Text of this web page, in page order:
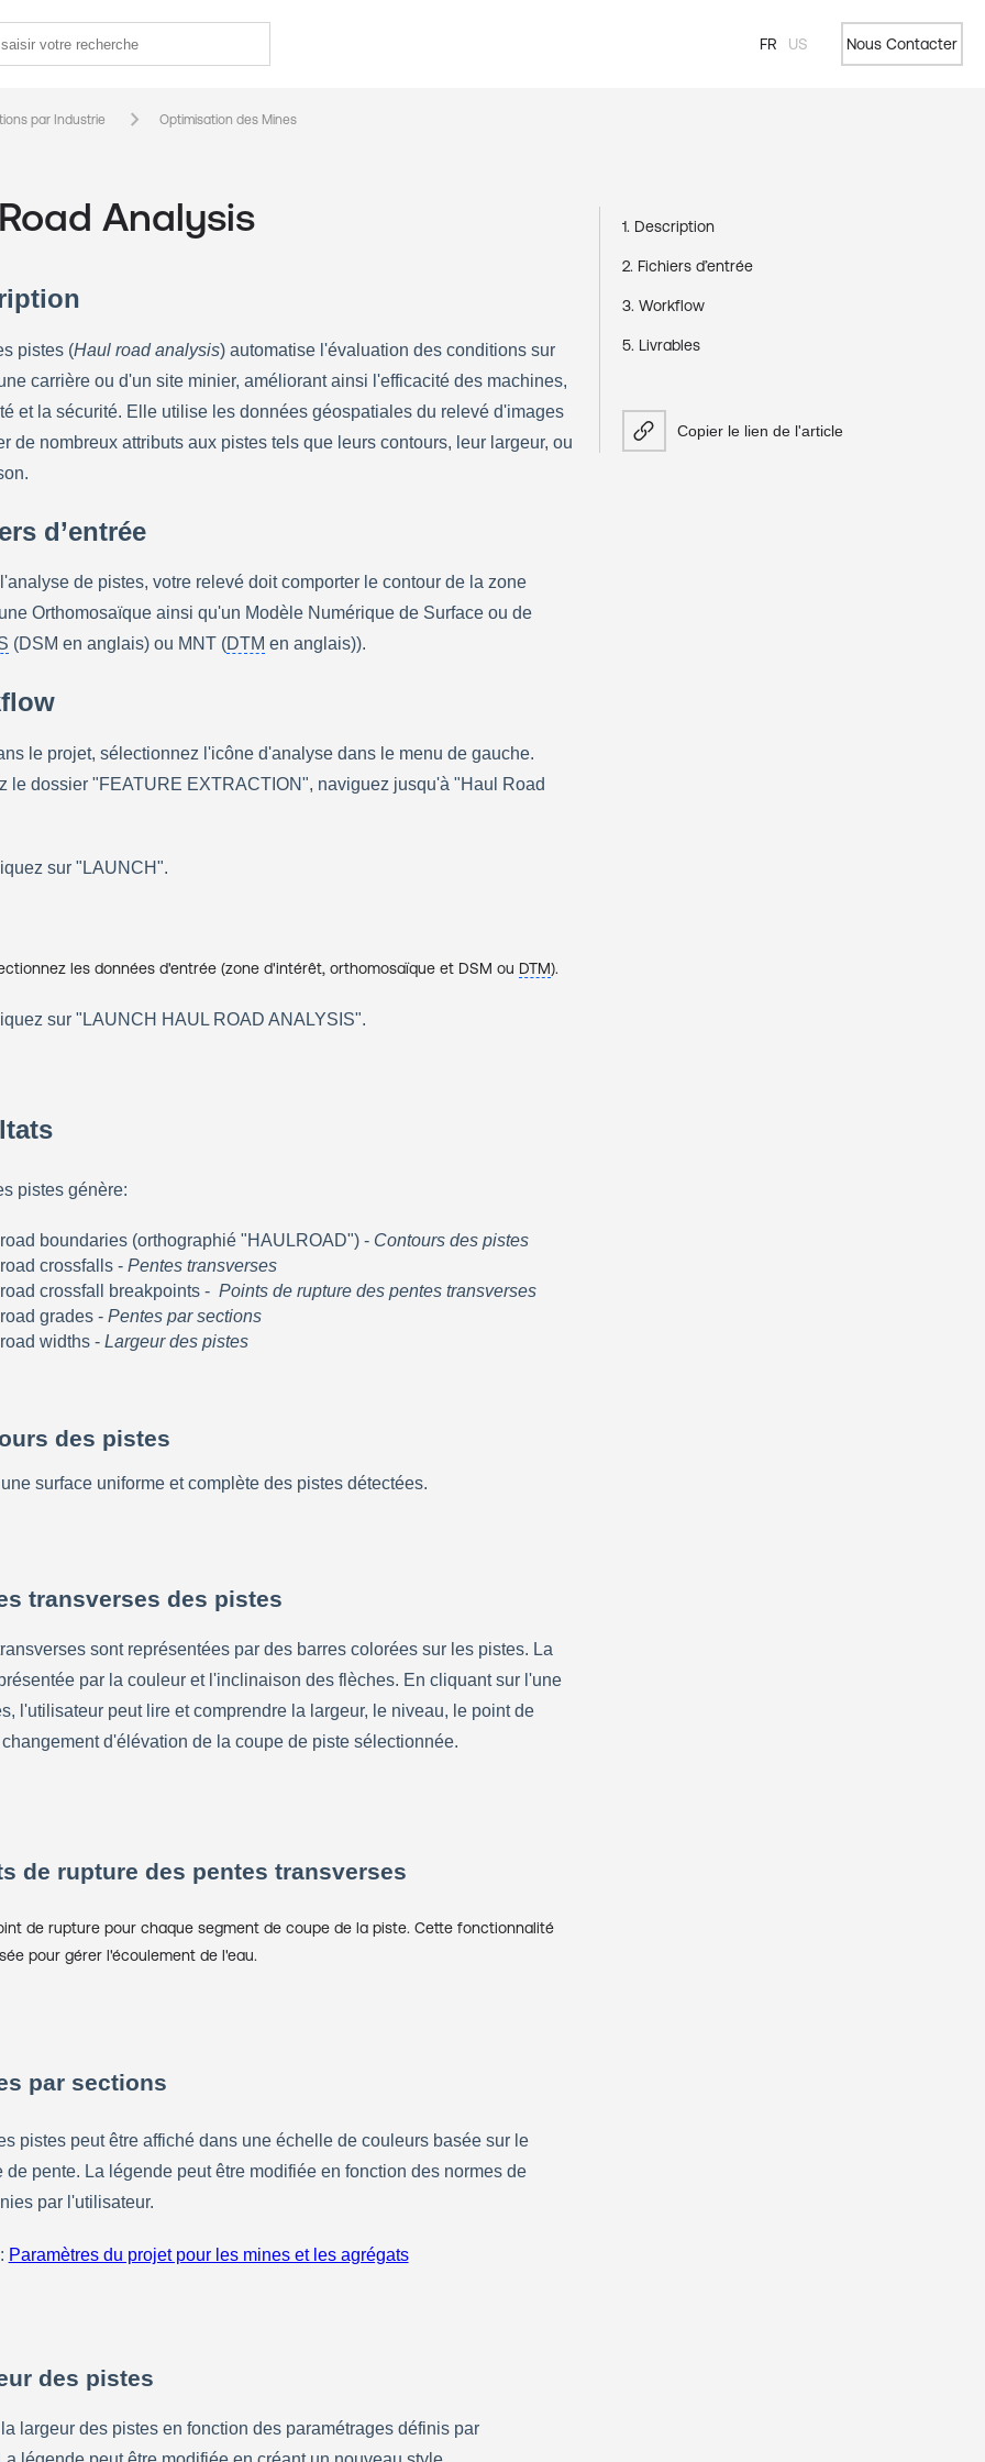
FR US Nous Contacter
par Industrie keyboard_arrow_right Optimisation des Mines
Analysis
pistes (Haul road analysis) automatise l'évaluation des conditions sur
carrière ou d'un site minier, améliorant ainsi l'efficacité des machines,
et la sécurité. Elle utilise les données géospatiales du relevé d'images
de nombreux attributs aux pistes tels que leurs contours, leur largeur, ou
d’entrée
de pistes, votre relevé doit comporter le contour de la zone
Orthomosaïque ainsi qu'un Modèle Numérique de Surface ou de
(DSM en anglais) ou MNT (DTM en anglais)).
le projet, sélectionnez l'icône d'analyse dans le menu de gauche.
le dossier "FEATURE EXTRACTION", naviguez jusqu'à "Haul Road
sur "LAUNCH".
les données d'entrée (zone d'intérêt, orthomosaïque et DSM ou DTM).
sur "LAUNCH HAUL ROAD ANALYSIS".
pistes génère:
boundaries (orthographié "HAULROAD") - Contours des pistes
crossfalls - Pentes transverses
crossfall breakpoints - Points de rupture des pentes transverses
grades - Pentes par sections
widths - Largeur des pistes
des pistes
surface uniforme et complète des pistes détectées.
transverses des pistes
sont représentées par des barres colorées sur les pistes. La
par la couleur et l'inclinaison des flèches. En cliquant sur l'une
l'utilisateur peut lire et comprendre la largeur, le niveau, le point de
d'élévation de la coupe de piste sélectionnée.
de rupture des pentes transverses
de rupture pour chaque segment de coupe de la piste. Cette fonctionnalité
pour gérer l'écoulement de l'eau.
par sections
pistes peut être affiché dans une échelle de couleurs basée sur le
de pente. La légende peut être modifiée en fonction des normes de
par l'utilisateur.
Paramètres du projet pour les mines et les agrégats‍
des pistes
largeur des pistes en fonction des paramétrages définis par
1. Description
2. Fichiers d’entrée
3. Workflow
5. Livrables
Copier le lien de l'article